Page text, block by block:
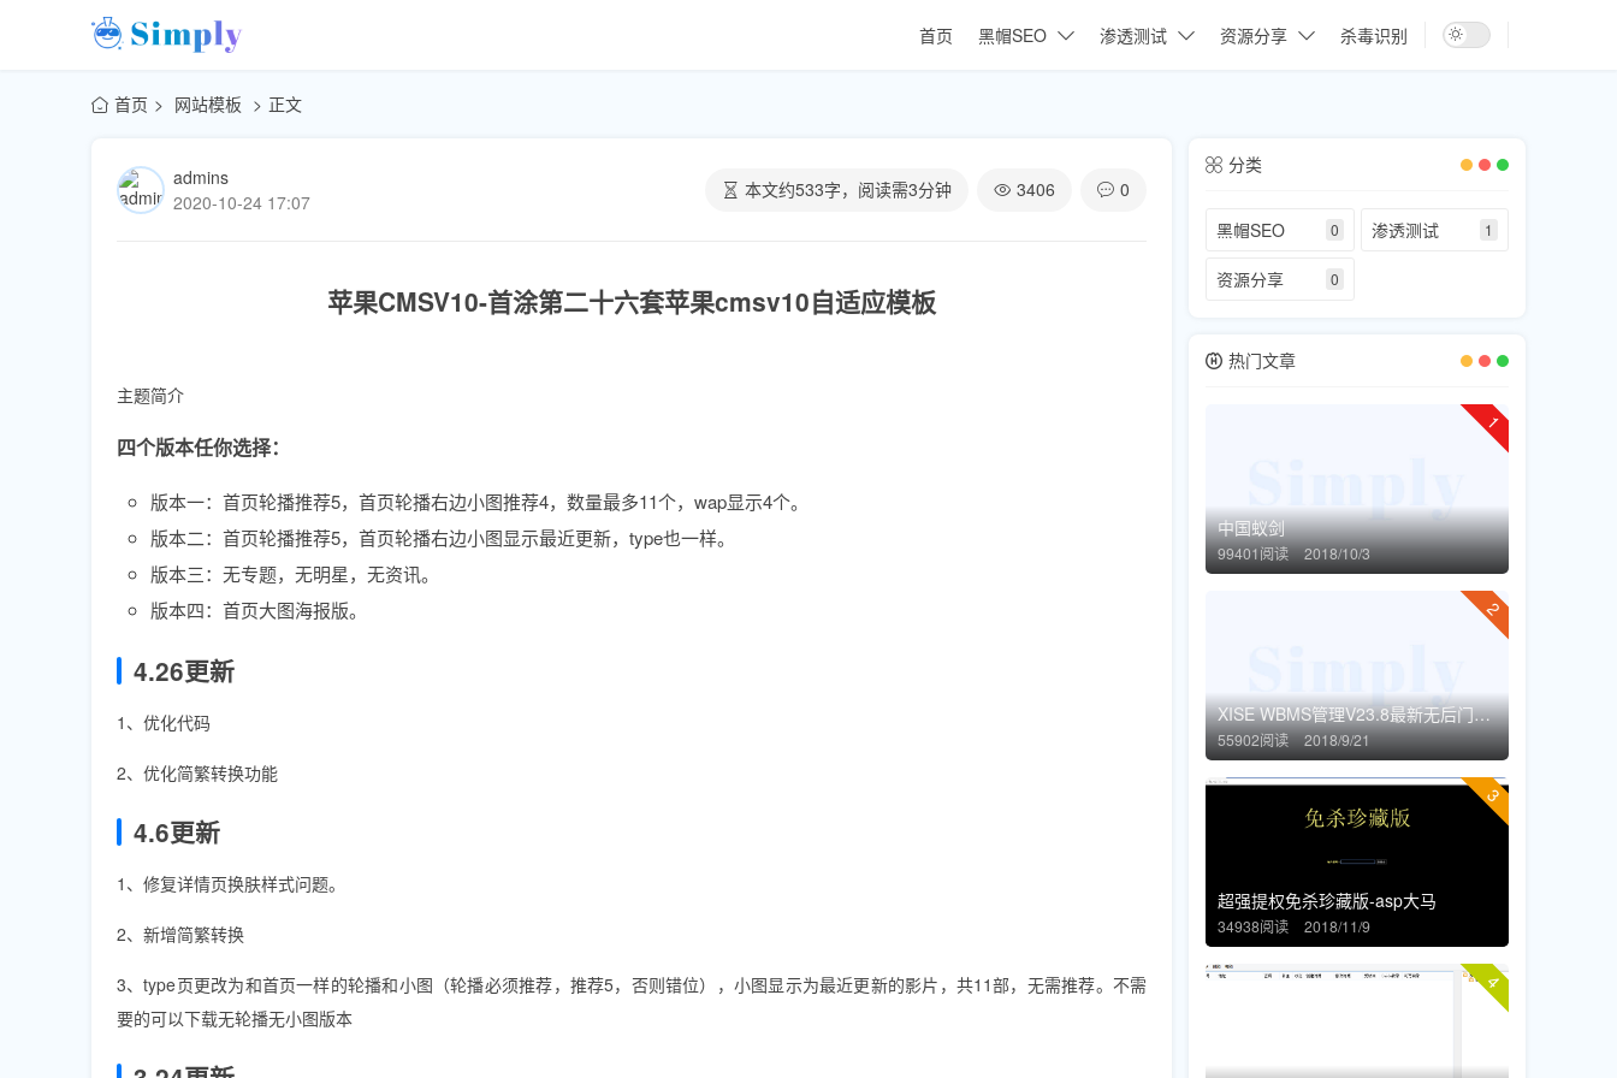
首页 黑帽SEO 渗透测试 资源分享 杀毒识别
首页 网站模板 正文
admins
2020-10-24 17:07
本文约533字，阅读需3分钟 3406 0
苹果CMSV10-首涂第二十六套苹果cmsv10自适应模板
主题简介
四个版本任你选择：
版本一：首页轮播推荐5，首页轮播右边小图推荐4，数量最多11个，wap显示4个。
版本二：首页轮播推荐5，首页轮播右边小图显示最近更新，type也一样。
版本三：无专题，无明星，无资讯。
版本四：首页大图海报版。
4.26更新
1、优化代码
2、优化简繁转换功能
4.6更新
1、修复详情页换肤样式问题。
2、新增简繁转换
3、type页更改为和首页一样的轮播和小图（轮播必须推荐，推荐5，否则错位），小图显示为最近更新的影片，共11部，无需推荐。不需
要的可以下载无轮播无小图版本
分类
黑帽SEO 0 渗透测试 1
资源分享 0
热门文章
1
中国蚁剑
99401阅读 2018/10/3
2
XISE WBMS管理V23.8最新无后门过狗过WAF版
55902阅读 2018/9/21
3
超强提权免杀珍藏版-asp大马
34938阅读 2018/11/9
4